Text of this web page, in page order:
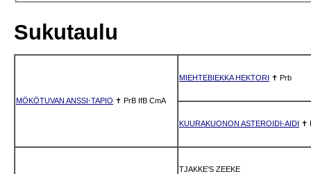
Sukutaulu
MÖKÖTUVAN ANSSI-TAPIO ✝ PrB IfB CmA
MIEHTEBIEKKA HEKTORI ✝ Prb
KUURAKUONON ASTEROIDI-AIDI ✝
TJAKKE'S ZEEKE